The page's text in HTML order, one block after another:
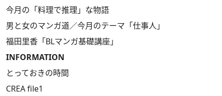
今月の「料理で推理」な物語
男と女のマンガ道／今月のテーマ「仕事人」
福田里香「BLマンガ基礎講座」
INFORMATION
とっておきの時間
CREA file1